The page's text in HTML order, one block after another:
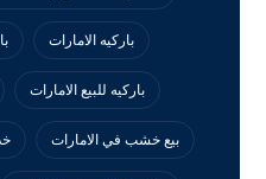
باركيه الامارات
باركيه للبيع الامارات
بيع خشب في الامارات